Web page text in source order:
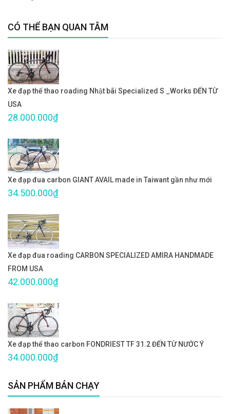
CÓ THỂ BẠN QUAN TÂM
Xe đạp thể thao roading Nhật bãi Specialized S _Works ĐẾN TỪ
USA
28.000.000₫
Xe đạp đua carbon GIANT AVAIL made in Taiwant gần như mới
34.500.000₫
Xe đạp đua roading CARBON SPECIALIZED AMIRA HANDMADE
FROM USA
42.000.000₫
Xe đạp thể thao carbon FONDRIEST TF 31.2 ĐẾN TỪ NƯỚC Ý
34.000.000₫
SẢN PHẨM BÁN CHẠY